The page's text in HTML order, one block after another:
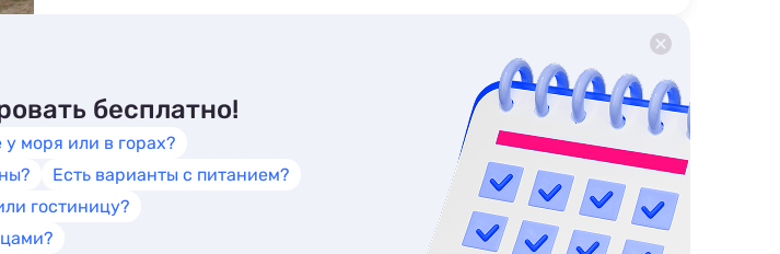
бесплатно!
моря или в горах?
Есть варианты с питанием?
гостиницу?